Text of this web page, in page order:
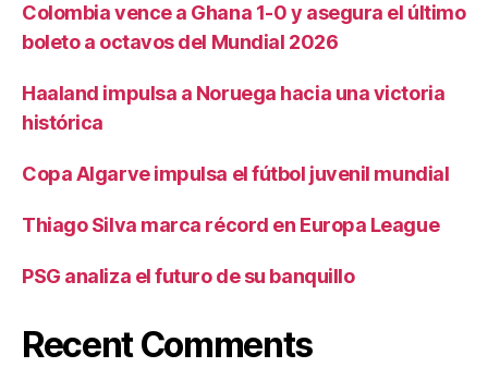
Colombia vence a Ghana 1-0 y asegura el último
boleto a octavos del Mundial 2026
Haaland impulsa a Noruega hacia una victoria
histórica
Copa Algarve impulsa el fútbol juvenil mundial
Thiago Silva marca récord en Europa League
PSG analiza el futuro de su banquillo
Recent Comments